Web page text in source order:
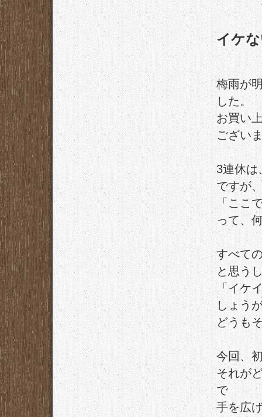
イケ
梅雨が
した。
お買い
ござい
3連休は
ですが
「ここ
って、
すべて
と思う
「イケ
しょう
どうも
今回、
それが
で
手を広